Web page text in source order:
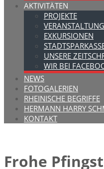
AKTIVITÄTEN
PROJEKTE
EXKURSIONEN
UNSERE
WIR BEI
NEWS
FOTOGALERIEN
RHEINISCHE BEGRIFFE
HERMANN HARRY
KONTAKT
Frohe